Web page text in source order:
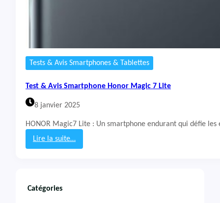
Tests & Avis Smartphones & Tablettes
Test & Avis Smartphone Honor Magic 7 Lite
8 janvier 2025
HONOR Magic7 Lite : Un smartphone endurant qui défie
Lire la suite…
:
Catégories